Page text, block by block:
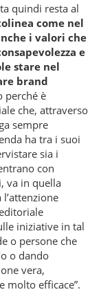
quindi resta al
come nel
i valori che
e
stare nel
brand
perché è
che, attraverso
sempre
ha tra i suoi
sia i
con
va in quella
iniziative in tal
o persone che
o dando
vera,
molto efficace”.